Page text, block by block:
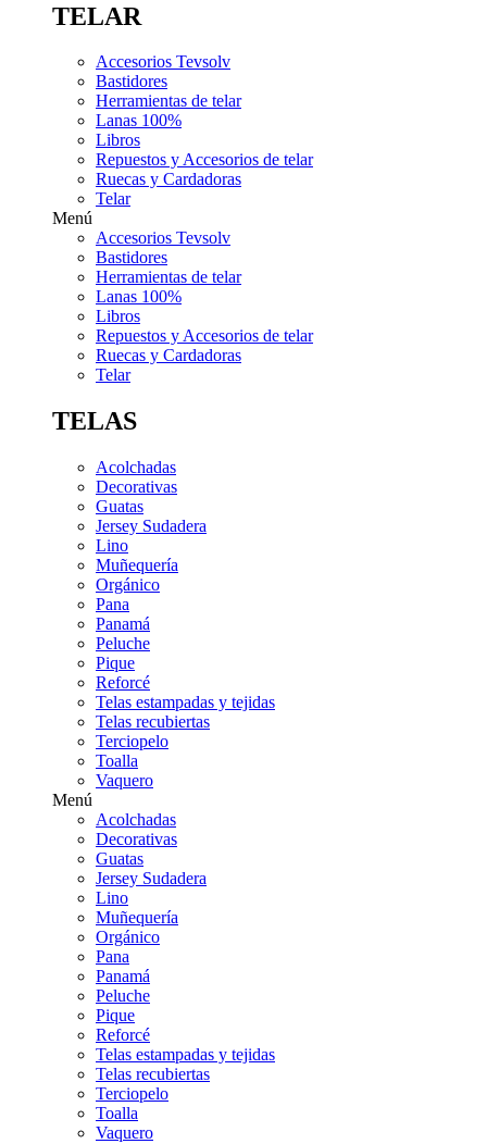
TELAR
Accesorios Tevsolv
Bastidores
Herramientas de telar
Lanas 100%
Libros
Repuestos y Accesorios de telar
Ruecas y Cardadoras
Telar
Menú
Accesorios Tevsolv
Bastidores
Herramientas de telar
Lanas 100%
Libros
Repuestos y Accesorios de telar
Ruecas y Cardadoras
Telar
TELAS
Acolchadas
Decorativas
Guatas
Jersey Sudadera
Lino
Muñequería
Orgánico
Pana
Panamá
Peluche
Pique
Reforcé
Telas estampadas y tejidas
Telas recubiertas
Terciopelo
Toalla
Vaquero
Menú
Acolchadas
Decorativas
Guatas
Jersey Sudadera
Lino
Muñequería
Orgánico
Pana
Panamá
Peluche
Pique
Reforcé
Telas estampadas y tejidas
Telas recubiertas
Terciopelo
Toalla
Vaquero